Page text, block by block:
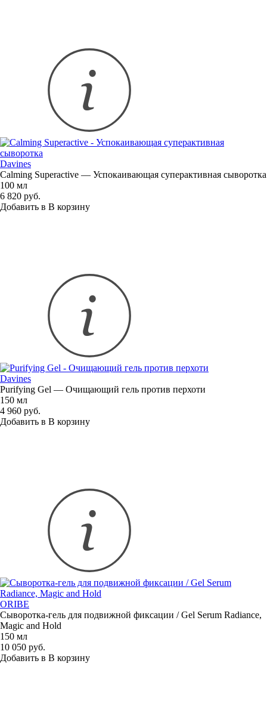
Davines
Calming Superactive — Успокаивающая суперактивная сыворотка
100 мл
6 820 руб.
Добавить в В корзину
Davines
Purifying Gel — Очищающий гель против перхоти
150 мл
4 960 руб.
Добавить в В корзину
ORIBE
Сыворотка-гель для подвижной фиксации / Gel Serum Radiance,
Magic and Hold
150 мл
10 050 руб.
Добавить в В корзину